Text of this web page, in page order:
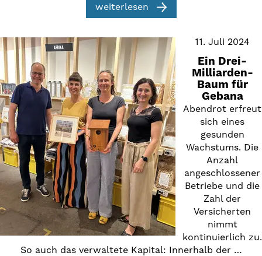
weiterlesen
11. Juli 2024
Ein Drei-
Milliarden-
Baum für
Gebana
Abendrot erfreut
sich eines
gesunden
Wachstums. Die
Anzahl
angeschlossener
Betriebe und die
Zahl der
Versicherten
nimmt
kontinuierlich zu.
So auch das verwaltete Kapital: Innerhalb der …